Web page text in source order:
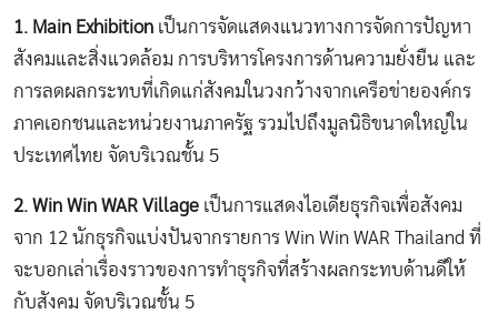
1. Main Exhibition เป็นการจัดแสดงแนวทางการจัดการปัญหา
สังคมและสิ่งแวดล้อม การบริหารโครงการด้านความยั่งยืน และ
การลดผลกระทบที่เกิดแก่สังคมในวงกว้างจากเครือข่ายองค์กร
ภาคเอกชนและหน่วยงานภาครัฐ รวมไปถึงมูลนิธิขนาดใหญ่ใน
ประเทศไทย จัดบริเวณชั้น 5
2. Win Win WAR Village เป็นการแสดงไอเดียธุรกิจเพื่อสังคม
จาก 12 นักธุรกิจแบ่งปันจากรายการ Win Win WAR Thailand ที่
จะบอกเล่าเรื่องราวของการทำธุรกิจที่สร้างผลกระทบด้านดีให้
กับสังคม จัดบริเวณชั้น 5